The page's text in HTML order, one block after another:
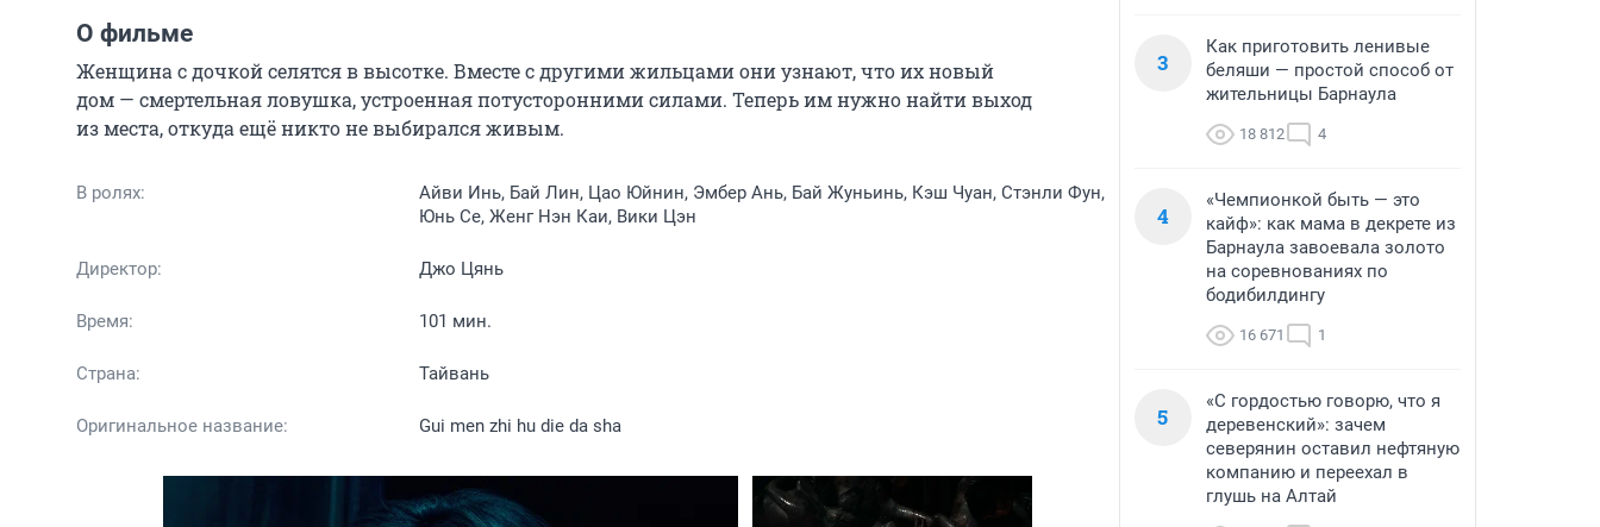
О фильме
Женщина с дочкой селятся в высотке. Вместе с другими жильцами они узнают, что их новый
дом — смертельная ловушка, устроенная потусторонними силами. Теперь им нужно найти выход
из места, откуда ещё никто не выбирался живым.
В ролях:
Айви Инь, Бай Лин, Цао Юйнин, Эмбер Ань, Бай Жуньинь, Кэш Чуан, Стэнли Фун,
Юнь Се, Женг Нэн Каи, Вики Цэн
Директор: Джо Цянь
Время: 101 мин.
Страна: Тайвань
Оригинальное название: Gui men zhi hu die da sha
3
Как приготовить ленивые
беляши — простой способ от
жительницы Барнаула
18 812 4
4
«Чемпионкой быть — это
кайф»: как мама в декрете из
Барнаула завоевала золото
на соревнованиях по
бодибилдингу
16 671 1
5
«С гордостью говорю, что я
деревенский»: зачем
северянин оставил нефтяную
компанию и переехал в
глушь на Алтай